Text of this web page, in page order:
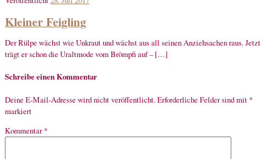
Kleiner Feigling
Der Rülpe wächst wie Unkraut und wächst aus all seinen Anziehsachen raus. Jetzt
trägt er schon die Uraltmode vom Brömpfi auf – […]
Schreibe einen Kommentar
Deine E-Mail-Adresse wird nicht veröffentlicht.Erforderliche Felder sind mit *
markiert
Kommentar*